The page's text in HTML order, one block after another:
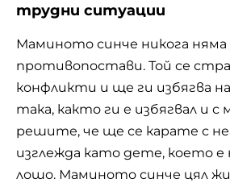
трудни ситуации
Маминото синче никога няма
противопостави. Той се
конфликти и ще ги избягва на
така, както ги е избягвал и с
решите, че ще се карате с
изглежда като дете, което е
лошо. Маминото синче цял